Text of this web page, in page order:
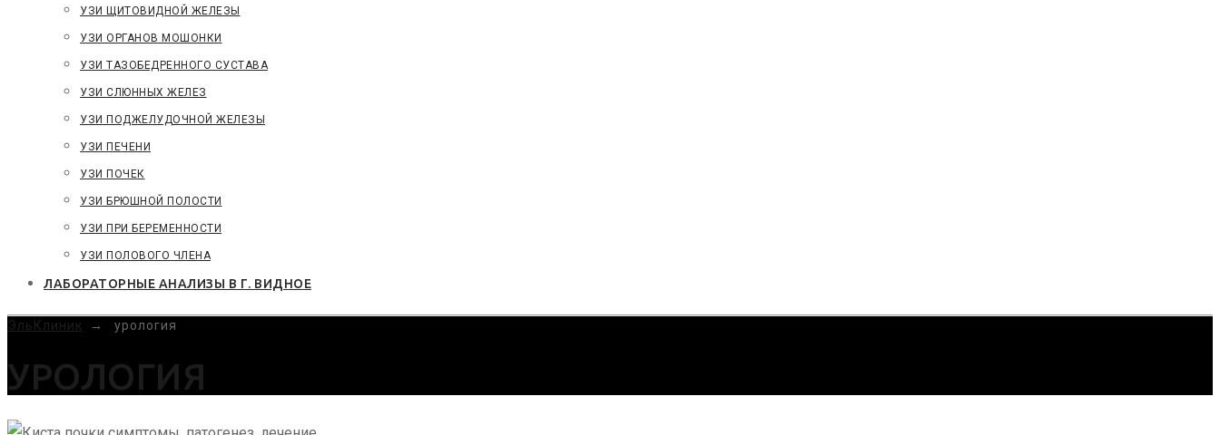
УЗИ ЩИТОВИДНОЙ ЖЕЛЕЗЫ
УЗИ ОРГАНОВ МОШОНКИ
УЗИ ТАЗОБЕДРЕННОГО СУСТАВА
УЗИ СЛЮННЫХ ЖЕЛЕЗ
УЗИ ПОДЖЕЛУДОЧНОЙ ЖЕЛЕЗЫ
УЗИ ПЕЧЕНИ
УЗИ ПОЧЕК
УЗИ БРЮШНОЙ ПОЛОСТИ
УЗИ ПРИ БЕРЕМЕННОСТИ
УЗИ ПОЛОВОГО ЧЛЕНА
ЛАБОРАТОРНЫЕ АНАЛИЗЫ В Г. ВИДНОЕ
ЭльКлиник → урология
УРОЛОГИЯ